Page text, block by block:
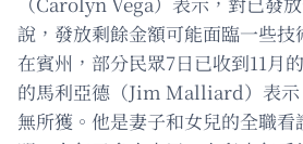
說，發放剩餘金額可能面臨一些技
在賓州，部分民眾7日已收到11月
的馬利亞德（Jim Malliard）表示
無所獲。他是妻子和女兒的全職看